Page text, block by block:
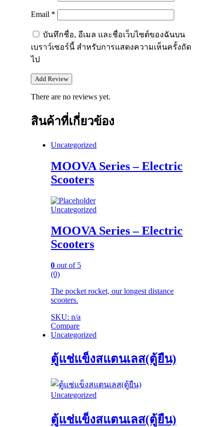
Email *
บันทึกชื่อ, อีเมล และชื่อเว็บไซต์ของฉันบน
เบราว์เซอร์นี้ สำหรับการแสดงความเห็นครั้งถัด
ไป
There are no reviews yet.
สินค้าที่เกี่ยวข้อง
Uncategorized
MOOVA Series – Electric
Scooters
Uncategorized
MOOVA Series – Electric
Scooters
0 out of 5
(0)
The pocket rocket, our longest distance
scooters.
SKU: n/a
Compare
Uncategorized
ตู้แช่แข็งสแตนเลส(ตู้ยืน)
Uncategorized
ตู้แช่แข็งสแตนเลส(ตู้ยืน)